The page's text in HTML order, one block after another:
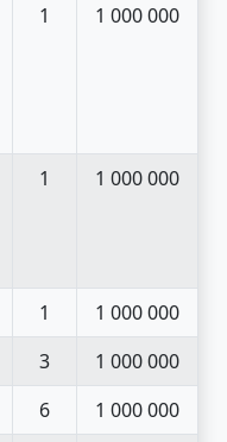
1 1 000 000
1 1 000 000
1
1 000 000
3
1 000 000
6
1 000 000